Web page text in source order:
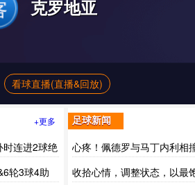
克罗地亚
看球直播(直播&回放)
+更多
时连进2球绝
轮3球4助
足球新闻
心疼！佩德罗与马丁内利相
收拾心情，调整状态，以最